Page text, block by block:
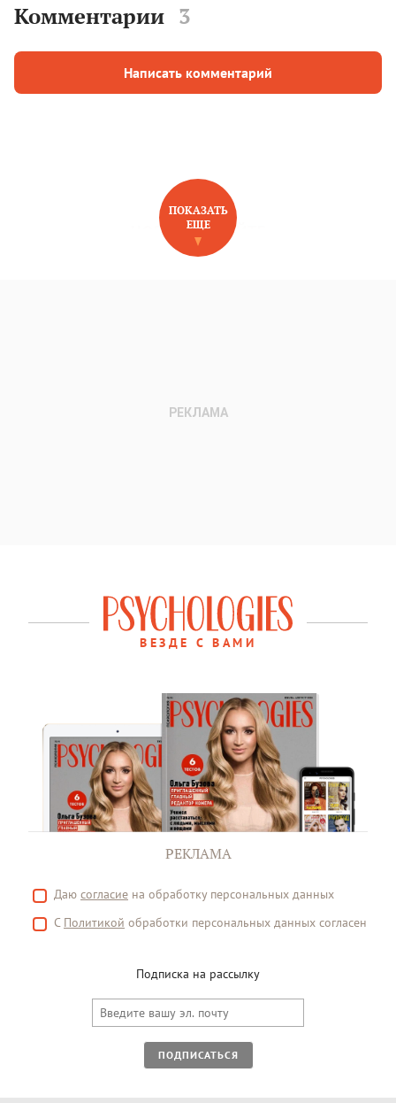
Комментарии 3
Написать комментарий
НОВОЕ НА САЙТЕ
ПОКАЗАТЬ
ЕЩЕ
ВЕЗДЕ С ВАМИ
РЕКЛАМА
Даю согласие на обработку персональных данных
С Политикой обработки персональных данных согласен
Подписка на рассылку
ПОДПИСАТЬСЯ